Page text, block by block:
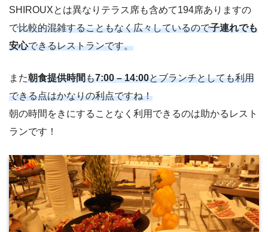
SHIROUXとは異なりテラス席も含めて194席ありますの
で比較的混雑することもなく広々しているので子連れでも
安心できるレストランです。
また朝食提供時間も7:00 – 14:00とブランチとしても利用
できる点はかなりの利点ですね！
朝の時間をきにすることなく利用できるのは助かるレスト
ランです！